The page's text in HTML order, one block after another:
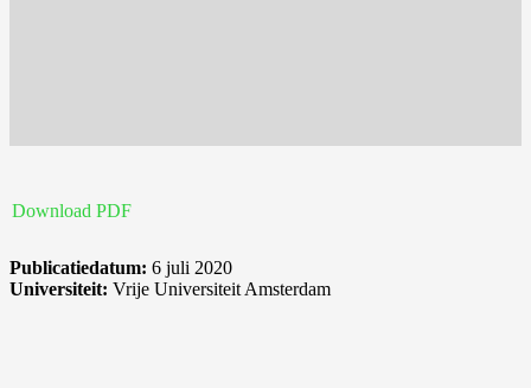
Download PDF
Publicatiedatum: 6 juli 2020
Universiteit: Vrije Universiteit Amsterdam